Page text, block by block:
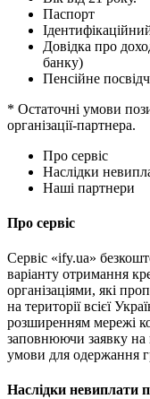
Паспорт
Довідка про
банку)
Пенсійне
* Остаточні умови
організації-партнера.
Про сервіс
Наслідки
Наші партнери
Про сервіс
Сервіс «ify.ua»
варіанту отримання
організаціями, які
на території всієї
розширенням мережі
заповнюючи заявку на
умови для одержання
Наслідки невиплати